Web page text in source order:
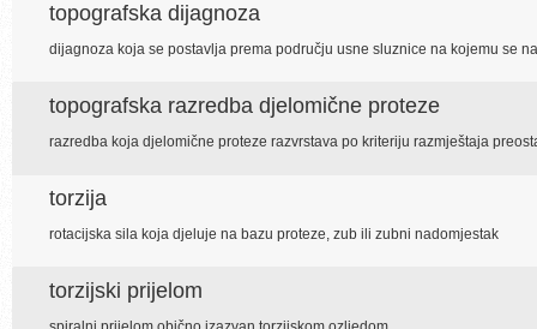
topografska dijagnoza
dijagnoza koja se postavlja prema području usne sluznice na kojemu se
topografska razredba djelomične proteze
razredba koja djelomične proteze razvrstava po kriteriju razmještaja
torzija
rotacijska sila koja djeluje na bazu proteze, zub ili zubni nadomjestak
torzijski prijelom